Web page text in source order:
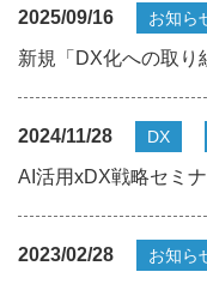
2025/09/16 お知ら
新規「DX化への取り
2024/11/28 DX
AI活用xDX戦略セミ
2023/02/28 お知ら